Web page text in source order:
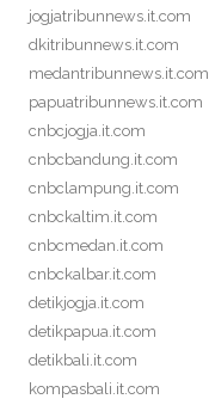
jogjatribunnews.it.com
dkitribunnews.it.com
medantribunnews.it.com
papuatribunnews.it.com
cnbcjogja.it.com
cnbcbandung.it.com
cnbclampung.it.com
cnbckaltim.it.com
cnbcmedan.it.com
cnbckalbar.it.com
detikjogja.it.com
detikpapua.it.com
detikbali.it.com
kompasbali.it.com